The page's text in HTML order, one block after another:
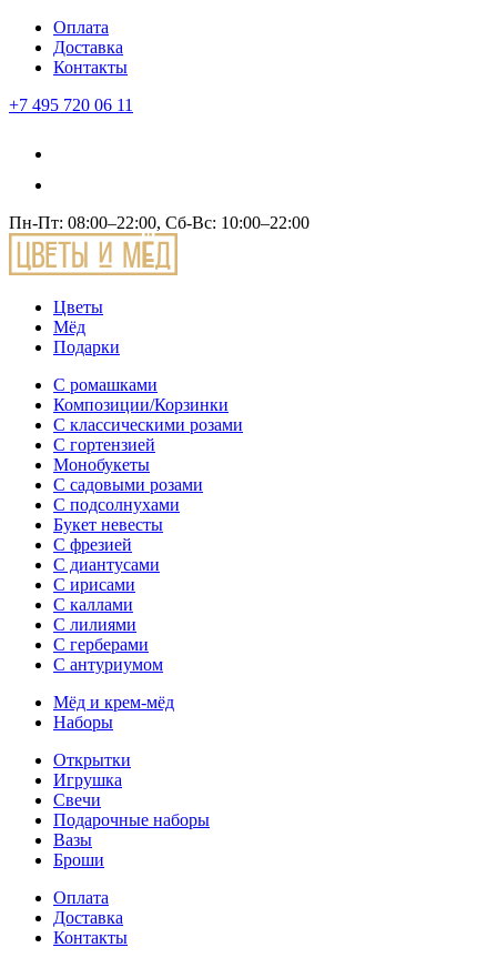
Оплата
Доставка
Контакты
+7 495 720 06 11
Пн-Пт: 08:00–22:00, Сб-Вс: 10:00–22:00
Цветы
Мёд
Подарки
С ромашками
Композиции/Корзинки
С классическими розами
С гортензией
Монобукеты
С садовыми розами
С подсолнухами
Букет невесты
С фрезией
С диантусами
С ирисами
С каллами
C лилиями
С герберами
С антуриумом
Мёд и крем-мёд
Наборы
Открытки
Игрушка
Свечи
Подарочные наборы
Вазы
Броши
Оплата
Доставка
Контакты